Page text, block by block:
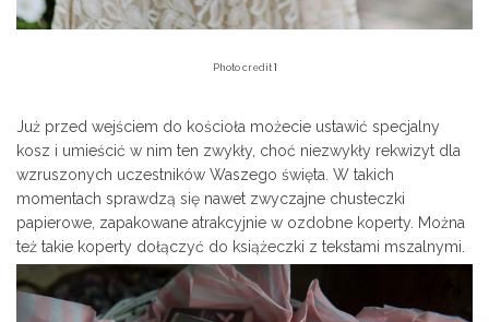
Photo credit1
Już przed wejściem do kościoła możecie ustawić specjalny
kosz i umieścić w nim ten zwykły, choć niezwykły rekwizyt dla
wzruszonych uczestników Waszego święta. W takich
momentach sprawdzą się nawet zwyczajne chusteczki
papierowe, zapakowane atrakcyjnie w ozdobne koperty. Można
też takie koperty dołączyć do książeczki z tekstami mszalnymi.